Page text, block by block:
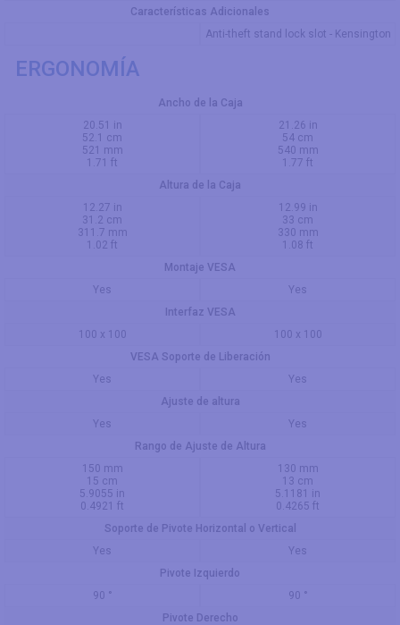
Características Adicionales
Anti-theft stand lock slot - Kensington
ERGONOMÍA
Ancho de la Caja
20.51 in
52.1 cm
521 mm
1.71 ft
21.26 in
54 cm
540 mm
1.77 ft
Altura de la Caja
12.27 in
31.2 cm
311.7 mm
1.02 ft
12.99 in
33 cm
330 mm
1.08 ft
Montaje VESA
Yes
Yes
Interfaz VESA
100 x 100
100 x 100
VESA Soporte de Liberación
Yes
Yes
Ajuste de altura
Yes
Yes
Rango de Ajuste de Altura
150 mm
15 cm
5.9055 in
0.4921 ft
130 mm
13 cm
5.1181 in
0.4265 ft
Soporte de Pivote Horizontal o Vertical
Yes
Yes
Pivote Izquierdo
90 °
90 °
Pivote Derecho